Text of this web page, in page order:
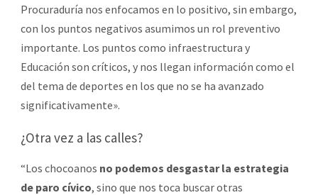
Procuraduría nos enfocamos en lo positivo, sin embargo,
con los puntos negativos asumimos un rol preventivo
importante. Los puntos como infraestructura y
Educación son críticos, y nos llegan información como el
del tema de deportes en los que no se ha avanzado
significativamente».
¿Otra vez a las calles?
“Los chocoanos no podemos desgastar la estrategia
de paro cívico, sino que nos toca buscar otras